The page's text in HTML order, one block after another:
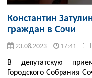
Константин
граждан в Сочи
23.08.2023 17:41
В депутатскую
Городского Собрания